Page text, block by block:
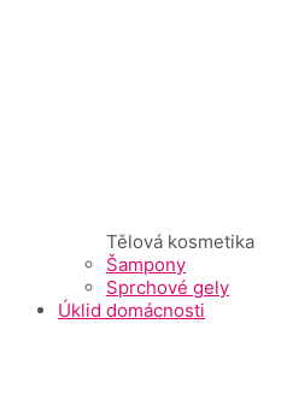
Tělová kosmetika
Šampony
Sprchové gely
Úklid domácnosti